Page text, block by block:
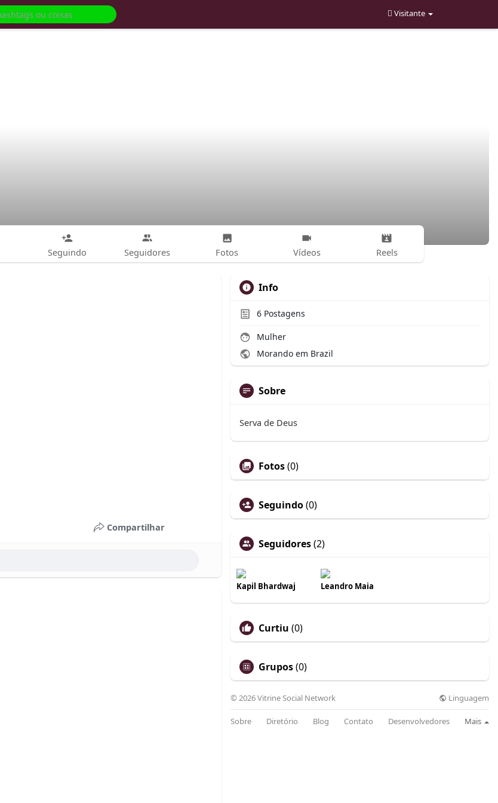
Visitante
Seguindo Seguidores Fotos Vídeos Reels
Compartilhar
Info
6 Postagens
Mulher
Morando em Brazil
Sobre
Serva de Deus
Fotos(0)
Seguindo(0)
Seguidores(2)
Kapil Bhardwaj Leandro Maia
Curtiu (0)
Grupos(0)
© 2026 Vitrine Social Network Linguagem
Sobre Diretório Blog Contato Desenvolvedores Mais